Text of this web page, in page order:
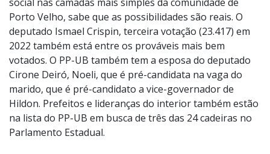
Porto Velho, sabe que as possibilidades são reais. O
deputado Ismael Crispin, terceira votação (23.417) em
2022 também está entre os prováveis mais bem
votados. O PP-UB também tem a esposa do deputado
Cirone Deiró, Noeli, que é pré-candidata na vaga do
marido, que é pré-candidato a vice-governador de
Hildon. Prefeitos e lideranças do interior também estão
na lista do PP-UB em busca de três das 24 cadeiras no
Parlamento Estadual.